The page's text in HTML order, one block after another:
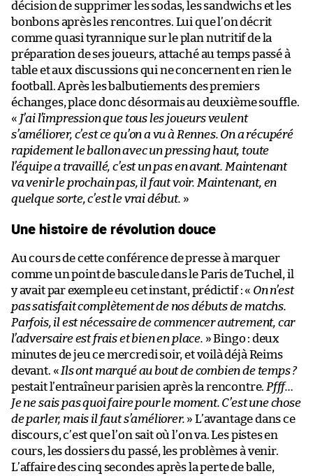
décision de supprimer les sodas, les sandwichs et les
bonbons après les rencontres. Lui que l’on décrit
comme quasi tyrannique sur le plan nutritif de la
préparation de ses joueurs, attaché au temps passé à
table et aux discussions qui ne concernent en rien le
football. Après les balbutiements des premiers
échanges, place donc désormais au deuxième souffle.
« J’ai l’impression que tous les joueurs veulent
s’améliorer, c’est ce qu’on a vu à Rennes. On a récupéré
rapidement le ballon avec un pressing haut, toute
l’équipe a travaillé, c’est un pas en avant. Maintenant
va venir le prochain pas, il faut voir. Maintenant, en
quelque sorte, c’est le vrai début. »
Une histoire de révolution douce
Au cours de cette conférence de presse à marquer
comme un point de bascule dans le Paris de Tuchel, il
y avait par exemple eu cet instant, prédictif : « On n’est
pas satisfait complètement de nos débuts de matchs.
Parfois, il est nécessaire de commencer autrement, car
l’adversaire est frais et bien en place. » Bingo : deux
minutes de jeu ce mercredi soir, et voilà déjà Reims
devant. « Ils ont marqué au bout de combien de temps ?
pestait l’entraîneur parisien après la rencontre. Pfff…
Je ne sais pas quoi faire pour le moment. C’est une chose
de parler, mais il faut s’améliorer. » L’avantage dans ce
discours, c’est que l’on sait où l’on va. Les pistes en
cours, les dossiers du passé, les problèmes à venir.
L’affaire des cinq secondes après la perte de balle,